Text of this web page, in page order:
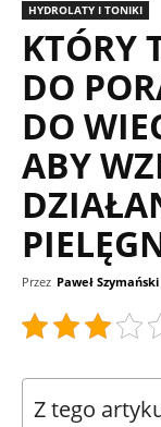
HYDROLATY I TONIKI
KTÓRY
DO
DO
ABY
Przez Paweł Szymański
Z tego